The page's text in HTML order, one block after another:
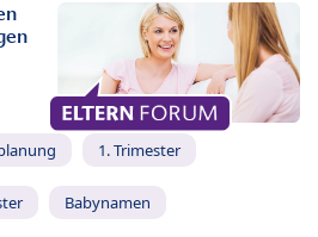
1. Trimester
Babynamen